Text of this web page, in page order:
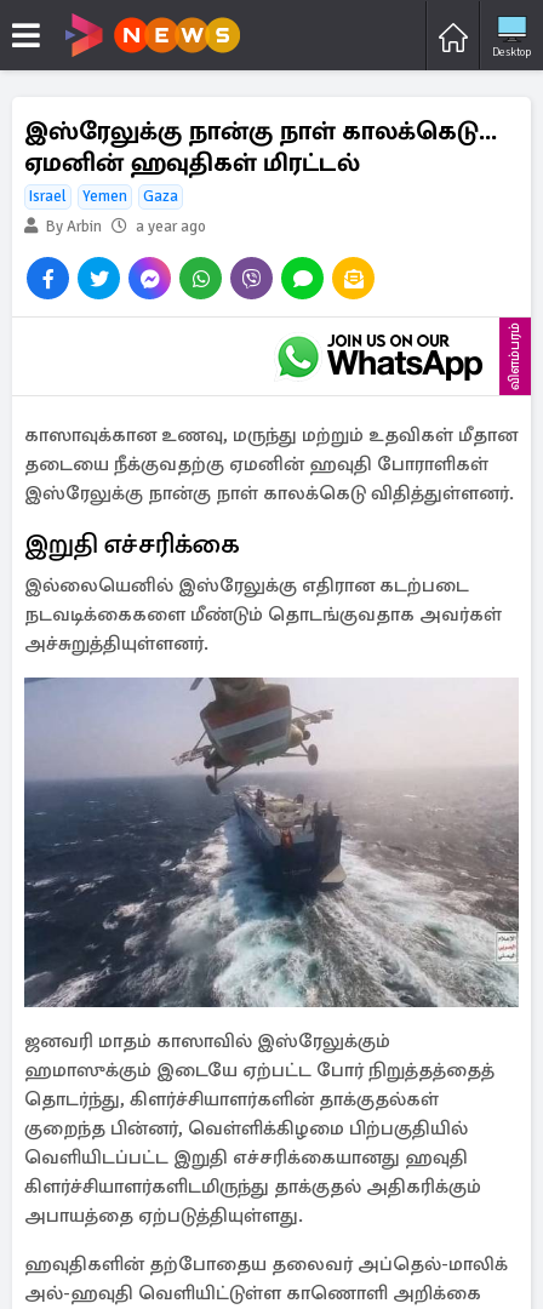
Desktop
இஸ்ரேலுக்கு நான்கு நாள் காலக்கெடு...
ஏமனின் ஹவுதிகள் மிரட்டல்
Israel Yemen
Gaza
By Arbin
a year ago
விளம்பரம்
காஸாவுக்கான உணவு, மருந்து மற்றும் உதவிகள் மீதான
தடையை நீக்குவதற்கு ஏமனின் ஹவுதி போராளிகள்
இஸ்ரேலுக்கு நான்கு நாள் காலக்கெடு விதித்துள்ளனர்.
இறுதி எச்சரிக்கை
இல்லையெனில் இஸ்ரேலுக்கு எதிரான கடற்படை
நடவடிக்கைகளை மீண்டும் தொடங்குவதாக அவர்கள்
அச்சுறுத்தியுள்ளனர்.
ஜனவரி மாதம் காஸாவில் இஸ்ரேலுக்கும்
ஹமாஸுக்கும் இடையே ஏற்பட்ட போர் நிறுத்தத்தைத்
தொடர்ந்து, கிளர்ச்சியாளர்களின் தாக்குதல்கள்
குறைந்த பின்னர், வெள்ளிக்கிழமை பிற்பகுதியில்
வெளியிடப்பட்ட இறுதி எச்சரிக்கையானது ஹவுதி
கிளர்ச்சியாளர்களிடமிருந்து தாக்குதல் அதிகரிக்கும்
அபாயத்தை ஏற்படுத்தியுள்ளது.
ஹவுதிகளின் தற்போதைய தலைவர் அப்தெல்-மாலிக்
அல்-ஹவுதி வெளியிட்டுள்ள காணொளி அறிக்கை